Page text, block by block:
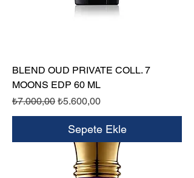
BLEND OUD PRIVATE COLL. 7
MOONS EDP 60 ML
Normal Fiyat
₺7.000,00 İndirimli Fiyat
₺5.600,00
Sepete Ekle